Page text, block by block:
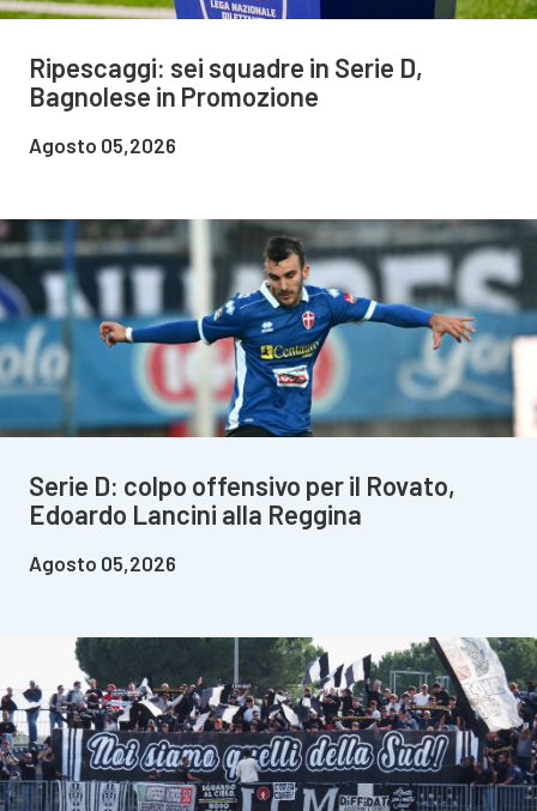
Ripescaggi: sei squadre in Serie D,
Bagnolese in Promozione
Agosto 05,2026
Serie D: colpo offensivo per il Rovato,
Edoardo Lancini alla Reggina
Agosto 05,2026